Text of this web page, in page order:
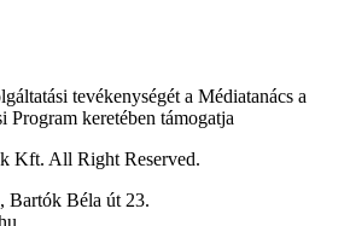
tevékenységét a Médiatanács a
Program keretében támogatja
Kft. All Right Reserved.
Bartók Béla út 23.